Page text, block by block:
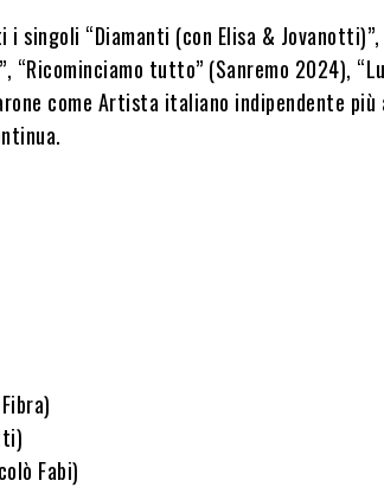
singoli “Diamanti (con Elisa & Jovanotti)”,
“Ricominciamo tutto” (Sanremo 2024),
come Artista italiano indipendente
Fabi)